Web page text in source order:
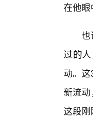
在他
也
过的
动。
新流
这段刚